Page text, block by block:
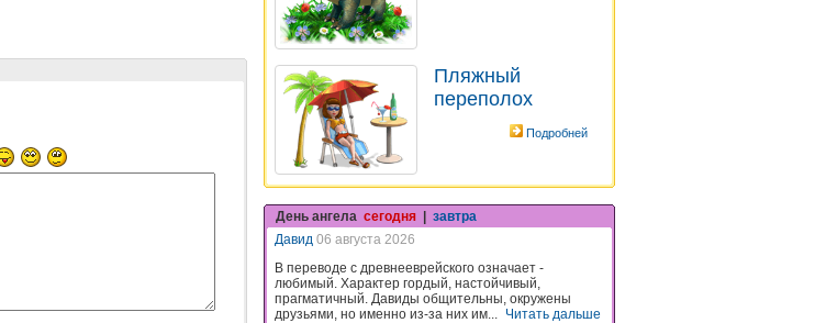
Пляжный
переполох
Подробней
День ангела сегодня
завтра
Давид 06 августа 2026
В переводе с древнееврейского означает -
любимый. Характер гордый, настойчивый,
прагматичный. Давиды общительны, окружены
друзьями, но именно из-за них им... Читать дальше